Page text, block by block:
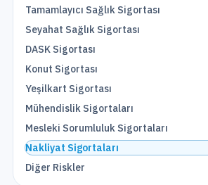
Tamamlayıcı Sağlık Sigortası
Seyahat Sağlık Sigortası
DASK Sigortası
Konut Sigortası
Yeşilkart Sigortası
Mühendislik Sigortaları
Mesleki Sorumluluk Sigortaları
Nakliyat Sigortaları
Diğer Riskler